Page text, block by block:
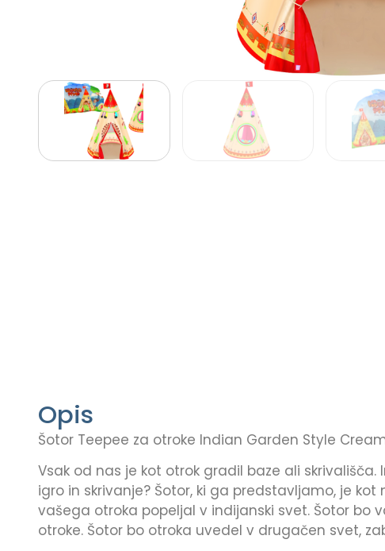
Opis
Šotor Teepee za otroke Indian Garden Style
Vsak od nas je kot otrok gradil baze ali
igro in skrivanje? Šotor, ki ga predstavljamo, je
vašega otroka popeljal v indijanski svet. Šotor
otroke. Šotor bo otroka uvedel v drugačen svet,